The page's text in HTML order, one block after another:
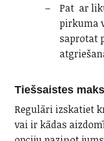
Pat ar
pirkuma
saprotat
Tiešsaistes
Regulāri izskatiet
vai ir kādas